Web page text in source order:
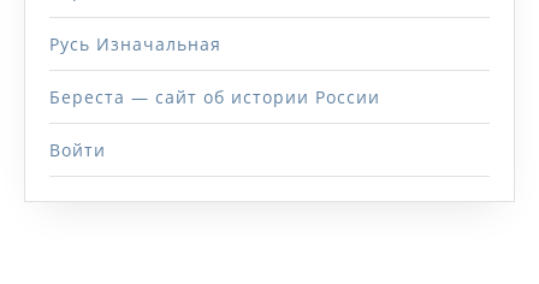
Русь Изначальная
Береста — сайт об истории России
Войти